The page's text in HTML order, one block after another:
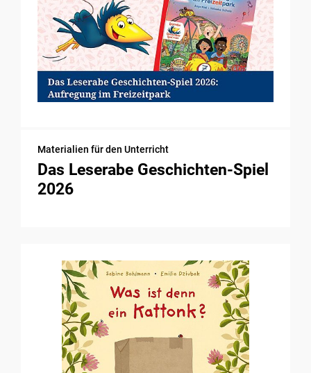
Materialien für den Unterricht
Das Leserabe Geschichten-Spiel
2026